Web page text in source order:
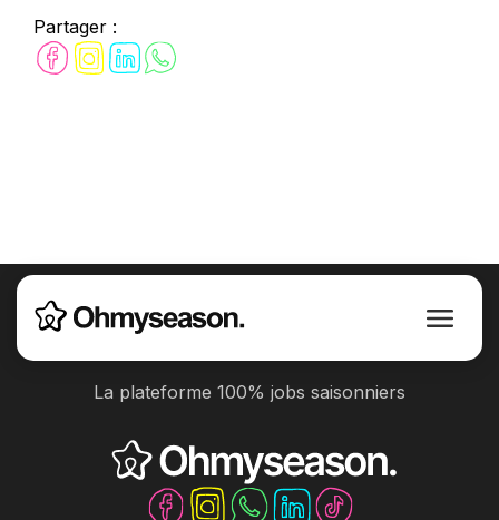
Partager :
La plateforme 100% jobs saisonniers